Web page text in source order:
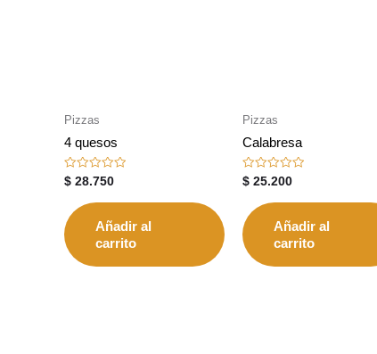
Pizzas
4 quesos
Valorado
con
de
5
$ 28.750
Añadir al
carrito
Pizzas
Calabresa
Valorado
con
de
5
$25.200
Añadir al
carrito